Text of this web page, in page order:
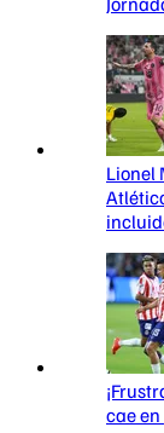
Lionel
cae